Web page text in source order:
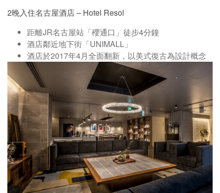
2晚入住名古屋酒店 – Hotel Resol
距離JR名古屋站「櫻通口」徒步4分鐘
酒店鄰近地下街「UNIMALL」
酒店於2017年4月全面翻新，以美式復古為設計概念